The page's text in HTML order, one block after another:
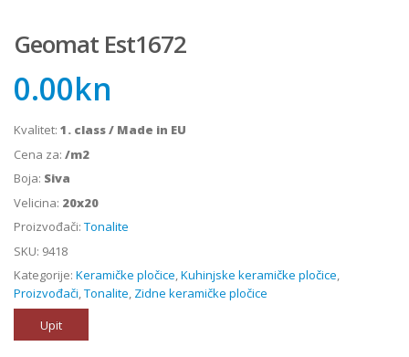
Geomat Est1672
0.00kn
Kvalitet: 1. class / Made in EU
Cena za: /m2
Boja: Siva
Velicina: 20x20
Proizvođači: Tonalite
SKU: 9418
Kategorije: Keramičke pločice,Kuhinjske keramičke pločice,
Proizvođači,Tonalite, Zidne keramičke pločice
Upit